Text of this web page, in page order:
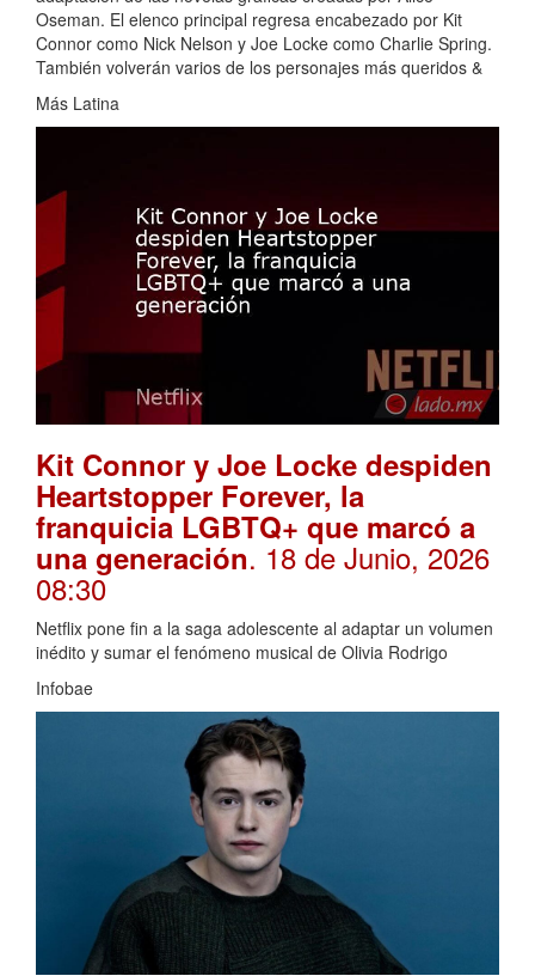
Oseman. El elenco principal regresa encabezado por Kit
Connor como Nick Nelson y Joe Locke como Charlie Spring.
También volverán varios de los personajes más queridos &
Más Latina
Kit Connor y Joe Locke despiden
Heartstopper Forever, la
franquicia LGBTQ+ que marcó a
una generación. 18 de Junio, 2026
08:30
Netflix pone fin a la saga adolescente al adaptar un volumen
inédito y sumar el fenómeno musical de Olivia Rodrigo
Infobae